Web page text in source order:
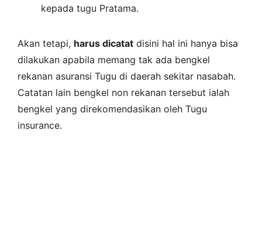
kepada tugu Pratama.
Akan tetapi, harus dicatat disini hal ini hanya bisa
dilakukan apabila memang tak ada bengkel
rekanan asuransi Tugu di daerah sekitar nasabah.
Catatan lain bengkel non rekanan tersebut ialah
bengkel yang direkomendasikan oleh Tugu
insurance.